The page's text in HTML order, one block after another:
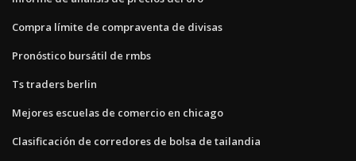
Compra límite de compraventa de divisas
Pronóstico bursátil de rmbs
Ts traders berlin
Mejores escuelas de comercio en chicago
Clasificación de corredores de bolsa de tailandia